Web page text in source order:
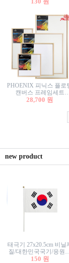
PHOENIX 피닉스 플로
캔버스 프레임세트
50x50cm/액자캔버스/인
28,700 원
new product
태극기 27x20.5cm 비닐
질/대한민국국기/응원
발/행사깃발
150 원